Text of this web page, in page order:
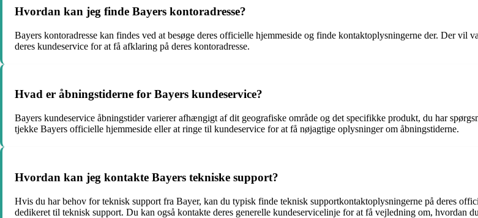
Hvordan kan jeg finde Bayers kontoradresse?
Bayers kontoradresse kan findes ved at besøge deres officielle hjemmeside og finde kontaktoplysningerne der. Der vil
deres kundeservice for at få afklaring på deres kontoradresse.
Hvad er åbningstiderne for Bayers kundeservice?
Bayers kundeservice åbningstider varierer afhængigt af dit geografiske område og det specifikke produkt, du har
tjekke Bayers officielle hjemmeside eller at ringe til kundeservice for at få nøjagtige oplysninger om åbningstiderne.
Hvordan kan jeg kontakte Bayers tekniske support?
Hvis du har behov for teknisk support fra Bayer, kan du typisk finde teknisk supportkontaktoplysningerne på deres
dedikeret til teknisk support. Du kan også kontakte deres generelle kundeservicelinje for at få vejledning om, hvordan